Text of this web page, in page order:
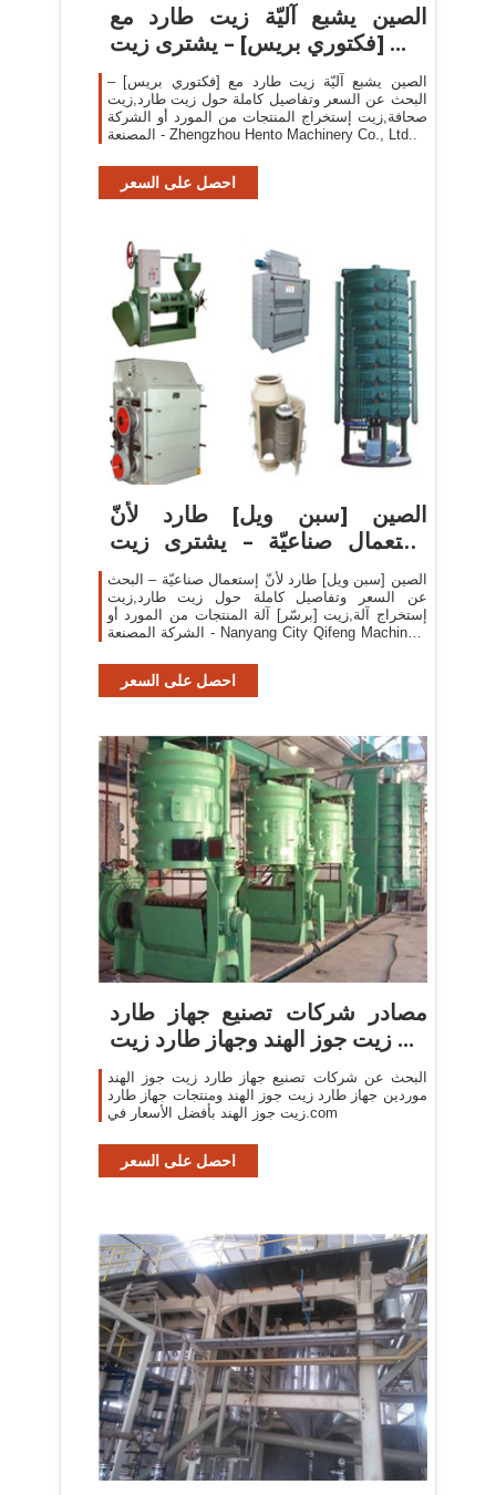
الصين يشبع آليّة زيت طارد مع
[فكتوري بريس] – يشترى زيت ...
الصين يشبع آليّة زيت طارد مع [فكتوري بريس] –
البحث عن السعر وتفاصيل كاملة حول زيت طارد,زيت
صحافة,زيت إستخراج المنتجات من المورد أو الشركة
المصنعة - Zhengzhou Hento Machinery Co., Ltd..
احصل على السعر
الصين [سبن ويل] طارد لأنّ
إستعمال صناعيّة – يشترى زيت
طارد ...
الصين [سبن ويل] طارد لأنّ إستعمال صناعيّة – البحث
عن السعر وتفاصيل كاملة حول زيت طارد,زيت
إستخراج آلة,زيت [برسّر] آلة المنتجات من المورد أو
الشركة المصنعة - Nanyang City Qifeng Machinery
احصل على السعر
مصادر شركات تصنيع جهاز طارد
زيت جوز الهند وجهاز طارد زيت ...
البحث عن شركات تصنيع جهاز طارد زيت جوز الهند
موردين جهاز طارد زيت جوز الهند ومنتجات جهاز طارد
زيت جوز الهند بأفضل الأسعار في.com
احصل على السعر